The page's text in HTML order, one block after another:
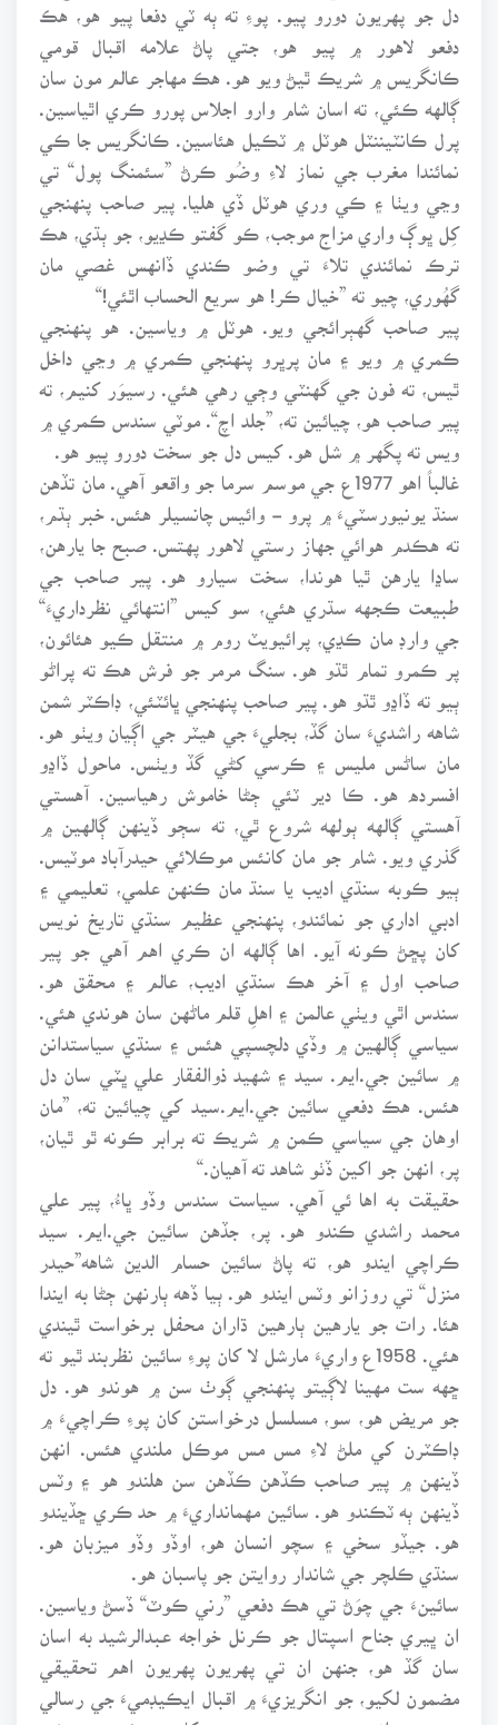
دل جو پهريون دورو پيو. پوءِ ته ٻه ٽي دفعا پيو هو، هڪ
دفعو لاهور ۾ پيو هو، جتي پاڻ علامه اقبال قومي
ڪانگريس ۾ شريڪ ٿيڻ ويو هو. هڪ مهاجر عالم مون سان
ڳالهه ڪئي، ته اسان شام وارو اجلاس پورو ڪري اٿياسين.
پرل ڪانٽيننٽل هوٽل ۾ ٽڪيل هئاسين. ڪانگريس جا ڪي
نمائندا مغرب جي نماز لاءِ وضُو ڪرڻ ”سئمنگ پول“ تي
وڃي ويٺا ۽ ڪي وري هوٽل ڏي هليا. پير صاحب پنهنجي
کِل ڀوڳ واري مزاج موجب، ڪو گفتو ڪڍيو، جو ٻڌي، هڪ
ترڪ نمائندي تلاءَ تي وضو ڪندي ڏانهس غصي مان
گهُوري، چيو ته ”خيال ڪر! هو سريع الحساب اٿئي!“
پير صاحب گهٻرائجي ويو. هوٽل ۾ وياسين. هو پنهنجي
ڪمري ۾ ويو ۽ مان پرڀرو پنهنجي ڪمري ۾ وڃي داخل
ٿيس، ته فون جي گهنٽي وڄي رهي هئي. رسيوَر کنيم، ته
پير صاحب هو، چيائين ته، ”جلد اچ“. موٽي سندس ڪمري ۾
ويس ته پگهر ۾ شل هو. کيس دل جو سخت دورو پيو هو.
غالباً اهو 1977ع جي موسم سرما جو واقعو آهي. مان تڏهن
سنڌ يونيورسٽيءَ ۾ پرو - وائيس چانسيلر هئس. خبر ٻڌم،
ته هڪدم هوائي جهاز رستي لاهور پهتس. صبح جا يارهن،
ساڍا يارهن ٿيا هوندا، سخت سيارو هو. پير صاحب جي
طبيعت ڪجهه سڌري هئي، سو کيس ”انتهائي نظرداريءَ“
جي وارڊ مان ڪڍي، پرائيويٽ روم ۾ منتقل ڪيو هئائون،
پر ڪمرو تمام ٿڌو هو. سنگ مرمر جو فرش هڪ ته پراڻو
ٻيو ته ڏاڍو ٿڌو هو. پير صاحب پنهنجي ڀائٽئي، ڊاڪٽر شمن
شاهه راشديءَ سان گڏ، بجليءَ جي هيٽر جي اڳيان ويٺو هو.
مان ساڻس مليس ۽ ڪرسي کڻي گڏ ويٺس. ماحول ڏاڍو
افسرده هو. ڪا دير ٽئي ڄڻا خاموش رهياسين. آهستي
آهستي ڳالهه ٻولهه شروع ٿي، ته سڄو ڏينهن ڳالهين ۾
گذري ويو. شام جو مان کانئس موڪلائي حيدرآباد موٽيس.
ٻيو ڪوبه سنڌي اديب يا سنڌ مان ڪنهن علمي، تعليمي ۽
ادبي اداري جو نمائندو، پنهنجي عظيم سنڌي تاريخ نويس
کان پڇڻ ڪونه آيو. اها ڳالهه ان ڪري اهم آهي جو پير
صاحب اول ۽ آخر هڪ سنڌي اديب، عالم ۽ محقق هو.
سندس اٿي ويٺي عالمن ۽ اهلِ قلم ماڻهن سان هوندي هئي.
سياسي ڳالهين ۾ وڏي دلچسپي هئس ۽ سنڌي سياستدانن
۾ سائين جي.ايم. سيد ۽ شهيد ذوالفقار علي ڀٽي سان دل
هئس. هڪ دفعي سائين جي.ايم.سيد کي چيائين ته، ”مان
اوهان جي سياسي ڪمن ۾ شريڪ ته برابر ڪونه ٿو ٿيان،
پر، انهن جو اکين ڏٺو شاهد ته آهيان.“
حقيقت به اها ئي آهي. سياست سندس وڏو ڀاءُ، پير علي
محمد راشدي ڪندو هو. پر، جڏهن سائين جي.ايم. سيد
ڪراچي ايندو هو، ته پاڻ سائين حسام الدين شاهه”حيدر
منزل“ تي روزانو وٽس ايندو هو. ٻيا ڏهه ٻارنهن ڄڻا به ايندا
هئا. رات جو يارهين ٻارهين ڌاران محفل برخواست ٿيندي
هئي. 1958ع واريءَ مارشل لا کان پوءِ سائين نظربند ٿيو ته
ڇهه ست مهينا لاڳيتو پنهنجي ڳوٺ سن ۾ هوندو هو. دل
جو مريض هو، سو، مسلسل درخواستن کان پوءِ ڪراچيءَ ۾
ڊاڪٽرن کي ملڻ لاءِ مس مس موڪل ملندي هئس. انهن
ڏينهن ۾ پير صاحب ڪڏهن ڪڏهن سن هلندو هو ۽ وٽس
ڏينهن ٻه ٽڪندو هو. سائين مهمانداريءَ ۾ حد ڪري ڇڏيندو
هو. جيڏو سخي ۽ سچو انسان هو، اوڏو وڏو ميزبان هو.
سنڌي ڪلچر جي شاندار روايتن جو پاسبان هو.
سائينءَ جي چوَڻ تي هڪ دفعي ”رني ڪوٽ“ ڏسڻ وياسين.
ان ڀيري جناح اسپتال جو ڪرنل خواجه عبدالرشيد به اسان
سان گڏ هو، جنهن ان تي پهريون پهريون اهم تحقيقي
مضمون لکيو، جو انگريزيءَ ۾ اقبال ايڪيڊميءَ جي رسالي
۾ ڇپيو. انهيءَ مضمون جي ڇپجڻ کان پوءِ ئي وڃي خبر